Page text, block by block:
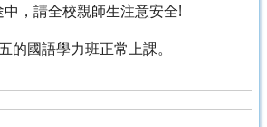
，請全校親師生注意安全!
的國語學力班正常上課。